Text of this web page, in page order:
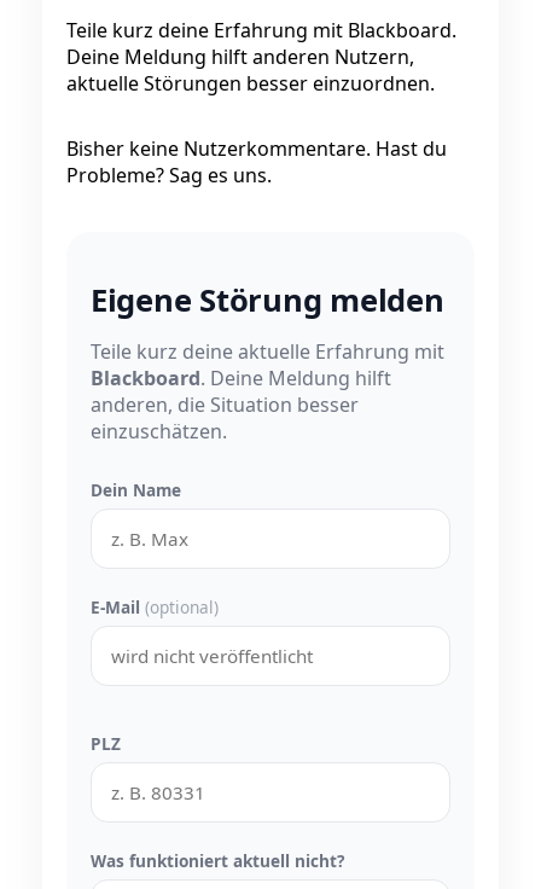
Teile kurz deine Erfahrung mit Blackboard.
Deine Meldung hilft anderen Nutzern,
aktuelle Störungen besser einzuordnen.
Bisher keine Nutzerkommentare. Hast du
Probleme? Sag es uns.
Eigene Störung melden
Teile kurz deine aktuelle Erfahrung mit
Blackboard. Deine Meldung hilft
anderen, die Situation besser
einzuschätzen.
Dein Name
E-Mail (optional)
PLZ
Was funktioniert aktuell nicht?